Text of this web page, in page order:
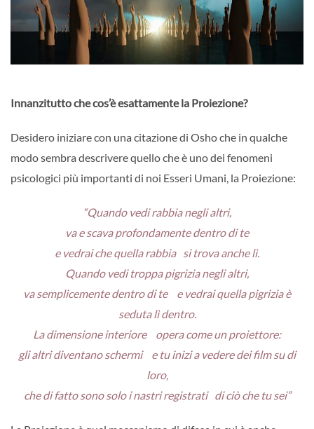
Innanzitutto che cos’è esattamente la Proiezione?
Desidero iniziare con una citazione di Osho che in qualche
modo sembra descrivere quello che è uno dei fenomeni
psicologici più importanti di noi Esseri Umani, la Proiezione:
“Quando vedi rabbia negli altri,
va e scava profondamente dentro di te
e vedrai che quella rabbia si trova anche lì.
Quando vedi troppa pigrizia negli altri,
va semplicemente dentro di te e vedrai quella pigrizia è
seduta lì dentro.
La dimensione interiore opera come un proiettore:
gli altri diventano schermi e tu inizi a vedere dei film su di
loro,
che di fatto sono solo i nastri registrati di ciò che tu sei”